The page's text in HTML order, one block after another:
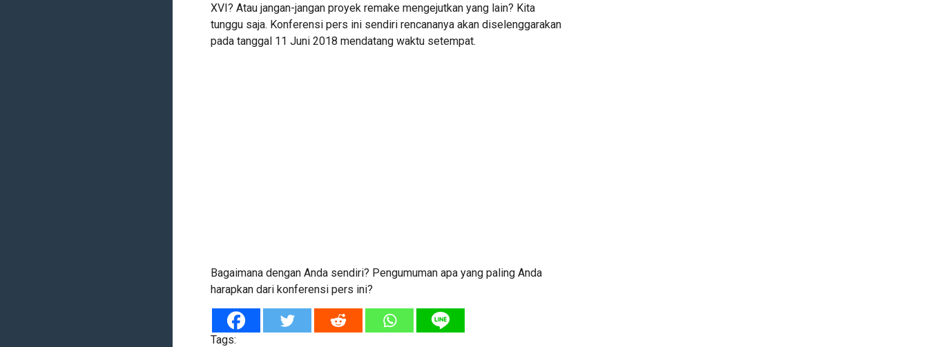
XVI? Atau jangan-jangan proyek remake mengejutkan yang lain? Kita
tunggu saja. Konferensi pers ini sendiri rencananya akan diselenggarakan
pada tanggal 11 Juni 2018 mendatang waktu setempat.
Bagaimana dengan Anda sendiri? Pengumuman apa yang paling Anda
harapkan dari konferensi pers ini?
Tags: